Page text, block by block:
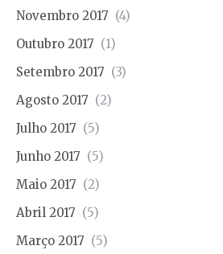
Novembro 2017 (4)
Outubro 2017 (1)
Setembro 2017 (3)
Agosto 2017 (2)
Julho 2017 (5)
Junho 2017 (5)
Maio 2017 (2)
Abril 2017 (5)
Março 2017 (5)